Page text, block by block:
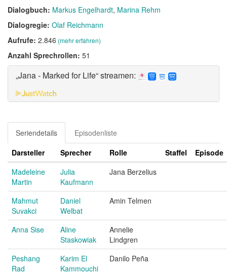
Dialogbuch: Markus Engelhardt Marina Rehm
Dialogregie: Olaf Reichmann
Aufrufe: 2.846 (mehr erfahren)
Anzahl Sprechrollen: 51
„Jana - Marked for Life“ streamen:
Seriendetails
Episodenliste
Darsteller
Sprecher Rolle Staffel
Episode
Madeleine
Martin
Julia
Kaufmann
Jana Berzelius
Mahmut
Suvakci
Daniel
Welbat
Amin Telmen
Anna Sise
Aline
Staskowiak
Annelie
Lindgren
Peshang
Rad
Karim El
Kammouchi
Danilo Peña